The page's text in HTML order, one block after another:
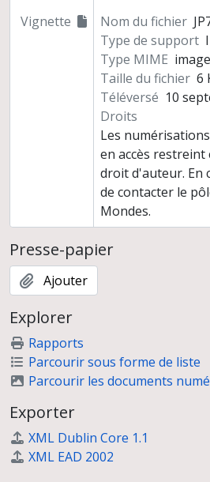
Vignette
Nom du fichier
Type de support
Type MIME
Taille du fichier 6
Téléversé 10
Droits
Les
en accès
droit d'auteur. En
de contacter le
Mondes.
Presse-papier
Ajouter
Explorer
Rapports
Parcourir sous forme de liste
Parcourir les documents
Exporter
XML Dublin Core 1.1
XML EAD 2002